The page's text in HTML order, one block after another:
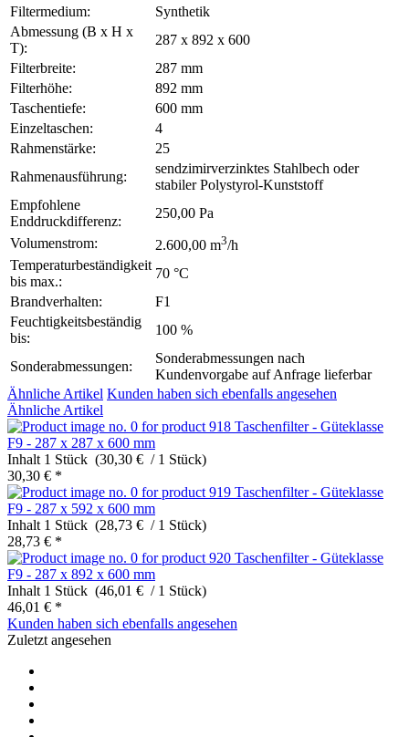
Filtermedium:
Synthetik
Abmessung (B x H x
T):
287 x 892 x 600
Filterbreite:
287 mm
Filterhöhe:
892 mm
Taschentiefe:
600 mm
Einzeltaschen:
4
Rahmenstärke:
25
Rahmenausführung:
sendzimirverzinktes Stahlbech oder
stabiler Polystyrol-Kunststoff
Empfohlene
Enddruckdifferenz:
250,00 Pa
Volumenstrom:
2.600,00 m3/h
Temperaturbeständigkeit
bis max.:
70 °C
Brandverhalten:
F1
Feuchtigkeitsbeständig
bis:
100 %
Sonderabmessungen:
Sonderabmessungen nach
Kundenvorgabe auf Anfrage lieferbar
Ähnliche Artikel Kunden haben sich ebenfalls angesehen
Ähnliche Artikel
Taschenfilter - Güteklasse
F9 - 287 x 287 x 600 mm
Inhalt 1 Stück (30,30 € / 1 Stück)
30,30 € *
Taschenfilter - Güteklasse
F9 - 287 x 592 x 600 mm
Inhalt 1 Stück (28,73 € / 1 Stück)
28,73 € *
Taschenfilter - Güteklasse
F9 - 287 x 892 x 600 mm
Inhalt 1 Stück (46,01 € / 1 Stück)
46,01 € *
Kunden haben sich ebenfalls angesehen
Zuletzt angesehen